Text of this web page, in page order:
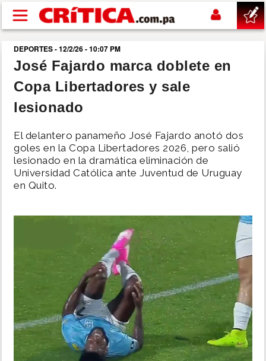
Pasar al contenido principal
buscar
SUCESOS
POLÍTICA
SHOW
MUNDO
INSÓLITAS
MULTIMEDIA
IMPRESO
DEPORTES - 12/2/26 - 10:07 PM
José Fajardo marca doblete en
Copa Libertadores y sale
lesionado
El delantero panameño José Fajardo anotó dos
goles en la Copa Libertadores 2026, pero salió
lesionado en la dramática eliminación de
Universidad Católica ante Juventud de Uruguay
en Quito.